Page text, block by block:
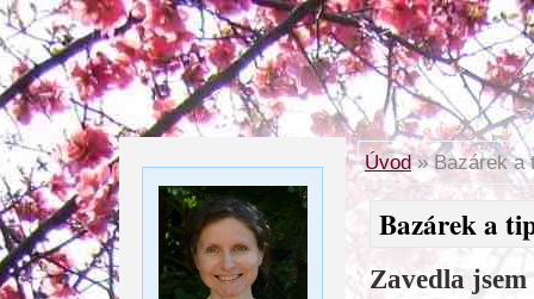
Úvod»Bazárek a
Bazárek a
Zavedla